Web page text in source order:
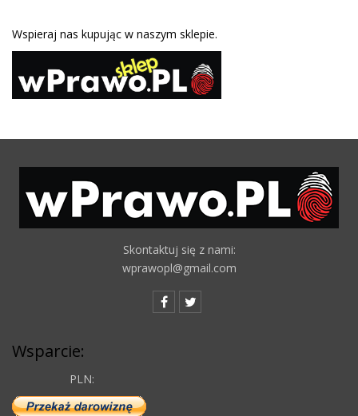
Wspieraj nas kupując w naszym sklepie.
Skontaktuj się z nami:
wprawopl@gmail.com
Wsparcie:
PLN: